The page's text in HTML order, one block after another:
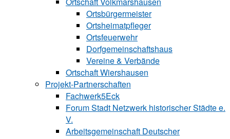
Ortsbürgermeister
Ortsheimatpfleger
Ortsfeuerwehr
Dorfgemeinschaftshaus
Vereine & Verbände
Ortschaft Wiershausen
Projekt-Partnerschaften
Fachwerk5Eck
Forum Stadt Netzwerk historischer Städte e.
V.
Arbeitsgemeinschaft Deutscher